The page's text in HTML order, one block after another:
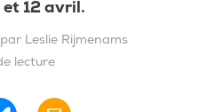
et 12 avril.
par Leslie Rijmenams
lecture